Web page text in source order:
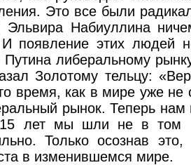
Это все были
Эльвира Набиуллина
И появление этих людей
либеральному
Золотому тельцу:
время, как в мире уже не
рынок. Теперь нам
15 лет мы шли не в том
Только осознав
в изменившемся мире.